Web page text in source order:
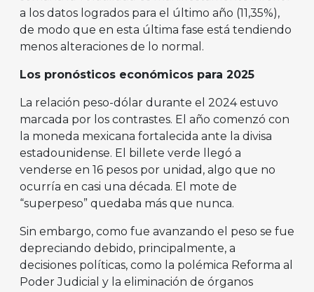
a los datos logrados para el último año (11,35%),
de modo que en esta última fase está tendiendo
menos alteraciones de lo normal.
Los pronósticos económicos para 2025
La relación peso-dólar durante el 2024 estuvo
marcada por los contrastes. El año comenzó con
la moneda mexicana fortalecida ante la divisa
estadounidense. El billete verde llegó a
venderse en 16 pesos por unidad, algo que no
ocurría en casi una década. El mote de
“superpeso” quedaba más que nunca.
Sin embargo, como fue avanzando el peso se fue
depreciando debido, principalmente, a
decisiones políticas, como la polémica Reforma al
Poder Judicial y la eliminación de órganos